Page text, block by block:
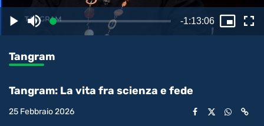
il
PlayDisattiva
l’audio
Caricato:
0.09%
Tempo
-1:13:06
in-
Tangram
Tangram: La vita fra scienza e fede
25 Febbraio 2026